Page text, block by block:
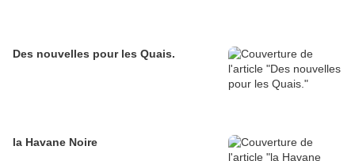
Des nouvelles pour les Quais.
la Havane Noire